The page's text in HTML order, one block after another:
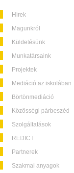
Hírek
Magunkról
Küldetésünk
Munkatársaink
Projektek
Mediáció az iskolában
Börtönmediáció
Közösségi párbeszéd
Szolgáltatások
REDICT
Partnerek
Szakmai anyagok